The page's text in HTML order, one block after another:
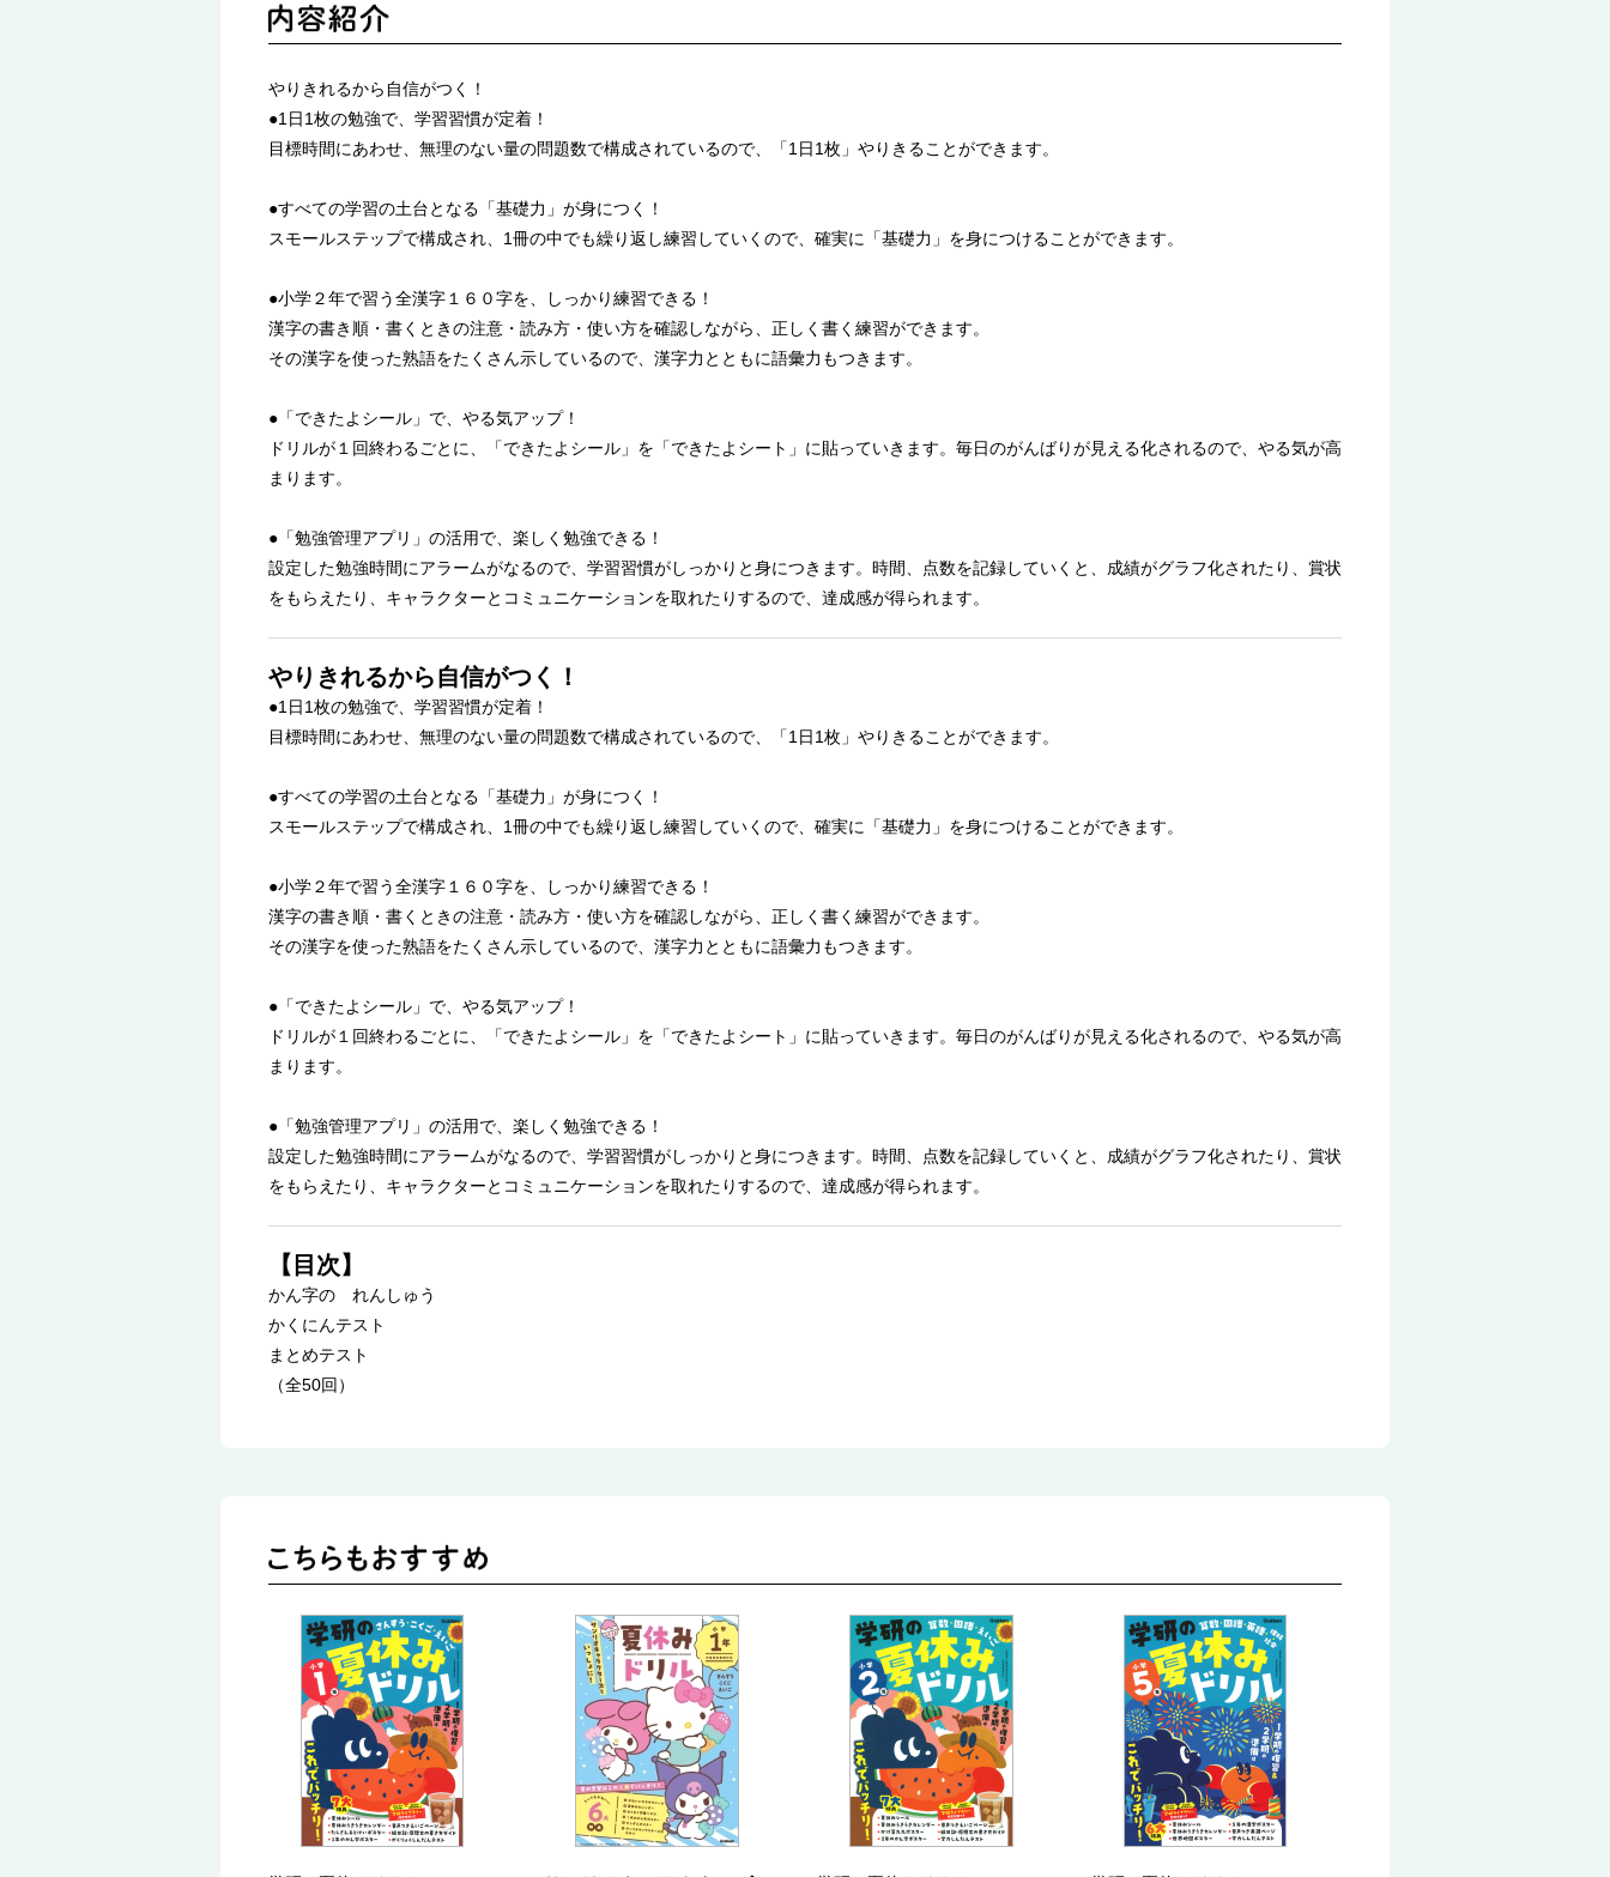
やりきれるから自信がつく！
●1日1枚の勉強で、学習習慣が定着！
目標時間にあわせ、無理のない量の問題数で構成されているので、「1日1枚」やりきることができます。
●すべての学習の土台となる「基礎力」が身につく！
スモールステップで構成され、1冊の中でも繰り返し練習していくので、確実に「基礎力」を身につけることができます。
●小学２年で習う全漢字１６０字を、しっかり練習できる！
漢字の書き順・書くときの注意・読み方・使い方を確認しながら、正しく書く練習ができます。
その漢字を使った熟語をたくさん示しているので、漢字力とともに語彙力もつきます。
●「できたよシール」で、やる気アップ！
ドリルが１回終わるごとに、「できたよシール」を「できたよシート」に貼っていきます。毎日のがんばりが見える化されるので、やる気が高
まります。
●「勉強管理アプリ」の活用で、楽しく勉強できる！
設定した勉強時間にアラームがなるので、学習習慣がしっかりと身につきます。時間、点数を記録していくと、成績がグラフ化されたり、賞状
をもらえたり、キャラクターとコミュニケーションを取れたりするので、達成感が得られます。
やりきれるから自信がつく！
●1日1枚の勉強で、学習習慣が定着！
目標時間にあわせ、無理のない量の問題数で構成されているので、「1日1枚」やりきることができます。
●すべての学習の土台となる「基礎力」が身につく！
スモールステップで構成され、1冊の中でも繰り返し練習していくので、確実に「基礎力」を身につけることができます。
●小学２年で習う全漢字１６０字を、しっかり練習できる！
漢字の書き順・書くときの注意・読み方・使い方を確認しながら、正しく書く練習ができます。
その漢字を使った熟語をたくさん示しているので、漢字力とともに語彙力もつきます。
●「できたよシール」で、やる気アップ！
ドリルが１回終わるごとに、「できたよシール」を「できたよシート」に貼っていきます。毎日のがんばりが見える化されるので、やる気が高
まります。
●「勉強管理アプリ」の活用で、楽しく勉強できる！
設定した勉強時間にアラームがなるので、学習習慣がしっかりと身につきます。時間、点数を記録していくと、成績がグラフ化されたり、賞状
をもらえたり、キャラクターとコミュニケーションを取れたりするので、達成感が得られます。
【目次】
かん字の れんしゅう
かくにんテスト
まとめテスト
（全50回）